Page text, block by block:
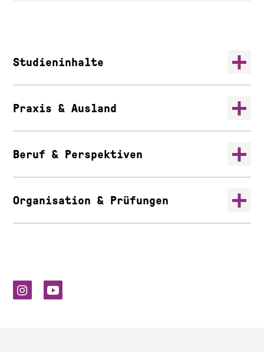
Studieninhalte
Praxis & Ausland
Beruf & Perspektiven
Organisation & Prüfungen